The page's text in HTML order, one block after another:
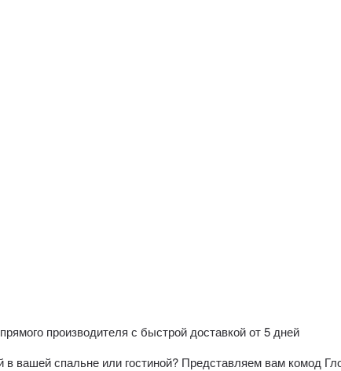
производителя с быстрой доставкой от 5 дней
вашей спальне или гостиной? Представляем вам комод